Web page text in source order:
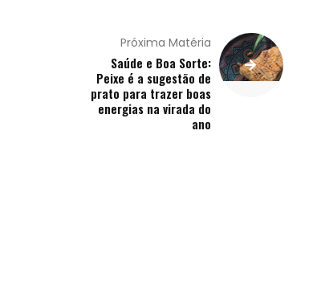
Próxima Matéria
Saúde e Boa Sorte:
Peixe é a sugestão de
prato para trazer boas
energias na virada do
ano